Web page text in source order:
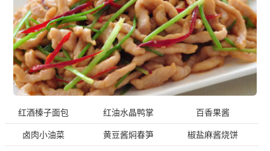
红酒榛子面包 红油水晶鸭掌 百香果酱
卤肉小油菜 黄豆酱焖春笋 椒盐麻酱烧饼